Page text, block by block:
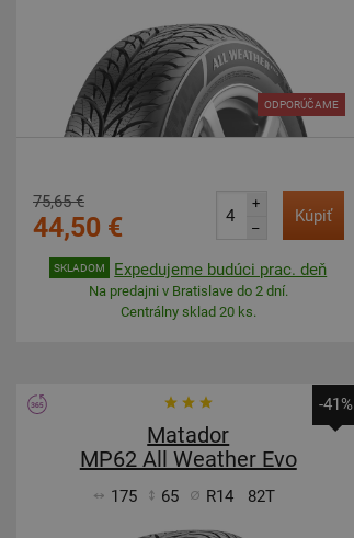
ODPORÚČAME
75,65 €
44,50 €
+
–
Kúpiť
SKLADOM Expedujeme budúci prac. deň
Na predajni v Bratislave do 2 dní.
Centrálny sklad 20 ks.
-41%
Matador
MP62 All Weather Evo
175 65 R14 82T